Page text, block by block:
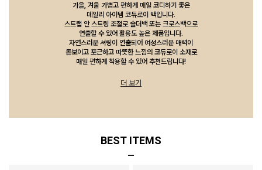
가을, 겨울 가볍고 편하게 매일 코디하기 좋은
데일리 아이템 코듀로이 백입니다.
스트랩 안 스트링 조절로 숄더백 또는 크로스백으로
연출할 수 있어 활용도 높은 제품입니다.
자연스러운 셔링이 연출되어 여성스러운 매력이
돋보이고 포근하고 따뜻한 느낌의 코듀로이 소재로
매일 편하게 착용할 수 있어 추천드립니다!
더 보기
BEST ITEMS